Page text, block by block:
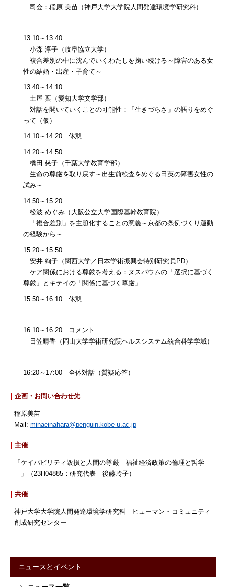
司会：稲原 美苗（神戸大学大学院人間発達環境学研究科）
13:10～13:40
小森 淳子（岐阜協立大学）
複合差別の中に沈んでいくわたしを掬い続ける～障害のある女
性の結婚・出産・子育て～
13:40～14:10
土屋 葉（愛知大学文学部）
対話を開いていくことの可能性：「生きづらさ」の語りをめぐ
って（仮）
14:10～14:20 休憩
14:20～14:50
橋田 慈子（千葉大学教育学部）
生命の尊厳を取り戻す～出生前検査をめぐる日英の障害女性の
試み～
14:50～15:20
松波 めぐみ（大阪公立大学国際基幹教育院）
「複合差別」を主題化することの意義～京都の条例づくり運動
の経験から～
15:20～15:50
安井 絢子（関西大学／日本学術振興会特別研究員PD）
ケア関係における尊厳を考える：ヌスバウムの「選択に基づく
尊厳」とキテイの「関係に基づく尊厳」
15:50～16:10 休憩
16:10～16:20 コメント
日笠晴香（岡山大学学術研究院ヘルスシステム統合科学学域）
16:20～17:00 全体対話（質疑応答）
企画・お問い合わせ先
稲原美苗
Mail: minaeinahara@penguin.kobe-u.ac.jp
主催
「ケイパビリティ毀損と人間の尊厳―福祉経済政策の倫理と哲学
―」（23H04885：研究代表 後藤玲子）
共催
神戸大学大学院人間発達環境学研究科 ヒューマン・コミュニティ
創成研究センター
ニュースとイベント